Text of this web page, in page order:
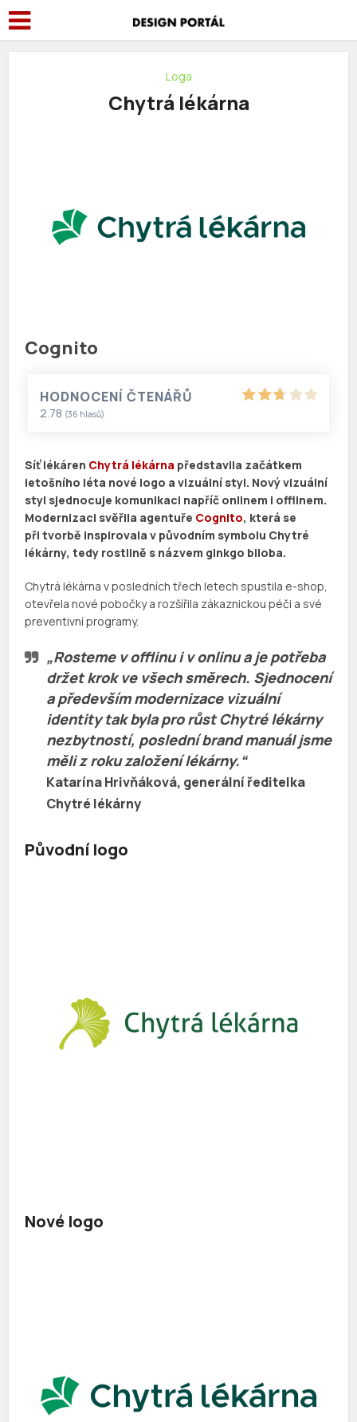
Loga
Chytrá lékárna
Cognito
HODNOCENÍ ČTENÁŘŮ
2.78 (36 hlasů)
Síť lékáren Chytrá lékárna představila začátkem
letošního léta nové logo a vizuální styl. Nový vizuální
styl sjednocuje komunikaci napříč onlinem i offlinem.
Modernizaci svěřila agentuře Cognito, která se
při tvorbě inspirovala v původním symbolu Chytré
lékárny, tedy rostlině s názvem ginkgo biloba.
Chytrá lékárna v posledních třech letech spustila e-shop,
otevřela nové pobočky a rozšířila zákaznickou péči a své
preventivní programy.
„Rosteme v offlinu i v onlinu a je potřeba
držet krok ve všech směrech. Sjednocení
a především modernizace vizuální
identity tak byla pro růst Chytré lékárny
nezbytností, poslední brand manuál jsme
měli z roku založení lékárny.“
Katarína Hrivňáková, generální ředitelka
Chytré lékárny
Původní logo
Nové logo